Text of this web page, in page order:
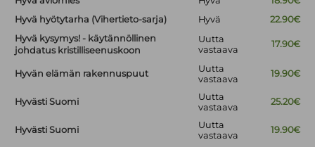
Hyvä hyötytarha (Vihertieto-sarja)
Hyvä
22.90€
Hyvä kysymys! - käytännöllinen
johdatus kristilliseenuskoon
Uutta
vastaava
17.90€
Hyvän elämän rakennuspuut
Uutta
vastaava
19.90€
Hyvästi Suomi
Uutta
vastaava
25.20€
Hyvästi Suomi
Uutta
vastaava
19.90€